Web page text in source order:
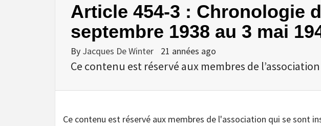
Article 454-3 : Chronologie
septembre 1938 au 3 mai
By Jacques De Winter 21 années ago
Ce contenu est réservé aux membres de
Ce contenu est réservé aux membres de l'association qui se sont